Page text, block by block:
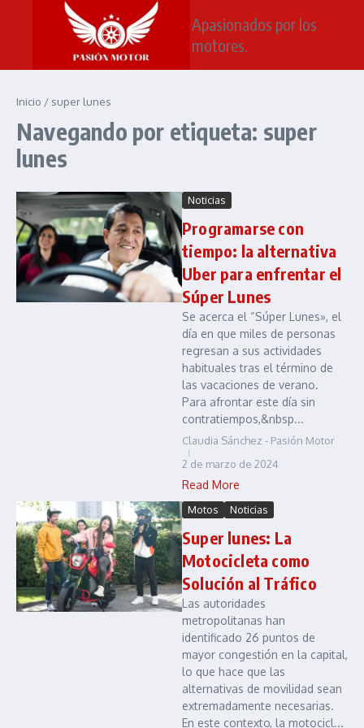
Saltar al contenido
Apasionados por los
motores.
Inicio / super lunes
Navegando por etiqueta: super
lunes
Noticias
Programarse con
tiempo: la alternativa
Uber para enfrentar el
Súper Lunes
Se acerca el “Súper Lunes», el
día en que miles de personas
regresan a sus actividades
habituales tras el término de
las vacaciones de verano.
Para afrontar este día sin
contratiempos,&nbsp...
Claudia Sánchez - Pasión Motor
2 de marzo de 2024
Read More
Motos Noticias
Super lunes: La
Motocicleta como
Solución al Tráfico
Las autoridades
metropolitanas han
identificado 26 puntos de
mayor congestión en la capital,
lo que hace que las
alternativas de movilidad sean
extremadamente necesarias.
En este contexto, la motocicl...